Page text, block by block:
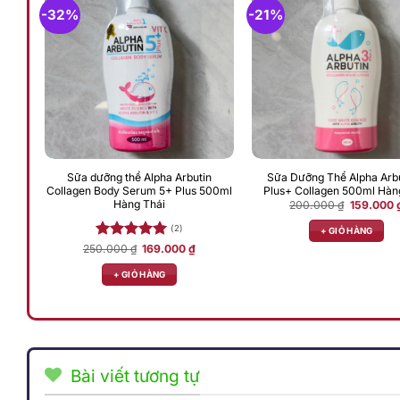
-32%
Sữa dưỡng thể Alpha Arbutin
Collagen Body Serum 5+ Plus 500ml
Hàng Thái
Được xếp
hạng5.00
5 sao
(2)
250.000₫ Giá
là:
250.000 ₫.
169.000₫Giá
+ GIỎ HÀNG
-21%
Sữa Dưỡng Thể Alpha
Plus+ Collagen 500ml
200.000₫ Giá
là:
200.000 ₫.
159.000
+ GIỎ HÀNG
Bài viết tương tự